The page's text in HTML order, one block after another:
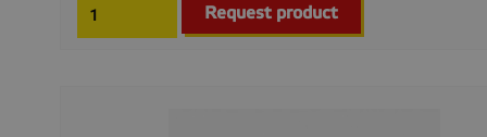
Request product